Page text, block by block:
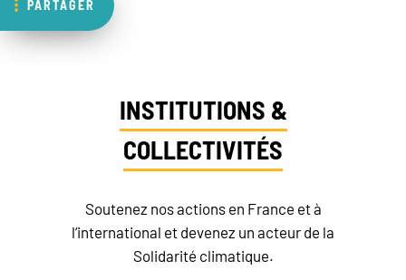
PARTAGER
INSTITUTIONS &
COLLECTIVITÉS
Soutenez nos actions en France et à
l’international et devenez un acteur de la
Solidarité climatique.